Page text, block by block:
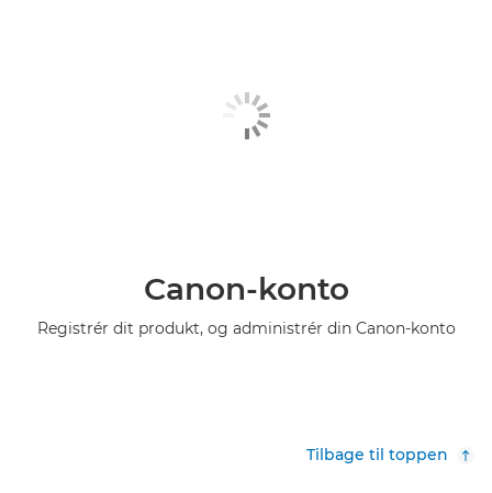
Canon-konto
Registrér dit produkt, og administrér din Canon-konto
Tilbage til toppen